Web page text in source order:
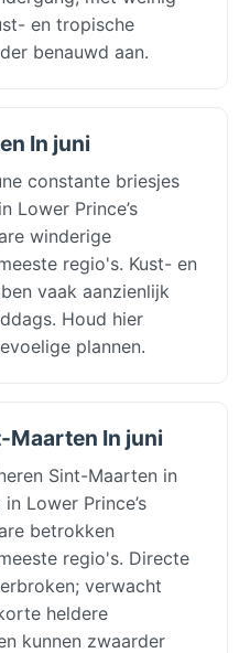
en tropische
benauwd aan.
In juni
constante briesjes
Lower Prince’s
winderige
regio's. Kust- en
vaak aanzienlijk
Houd hier
plannen.
Maarten In juni
Sint-Maarten in
Lower Prince’s
betrokken
regio's. Directe
verwacht
heldere
kunnen zwaarder